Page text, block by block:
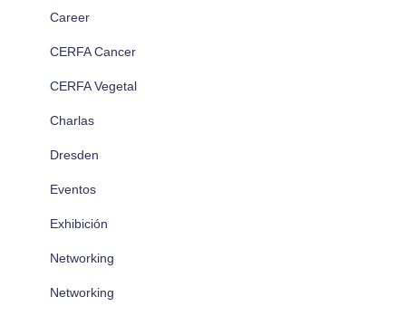
Career
CERFA Cancer
CERFA Vegetal
Charlas
Dresden
Eventos
Exhibición
Networking
Networking